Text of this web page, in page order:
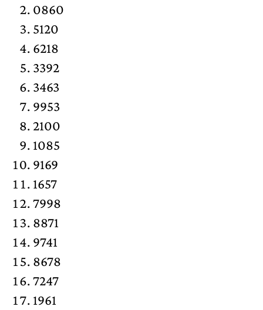
0860
5120
6218
3392
3463
9953
2100
1085
9169
1657
7998
8871
9741
8678
7247
1961